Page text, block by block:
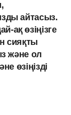
айтасыз.
ақ өзіңізге
сияқты
және ол
өзіңізді